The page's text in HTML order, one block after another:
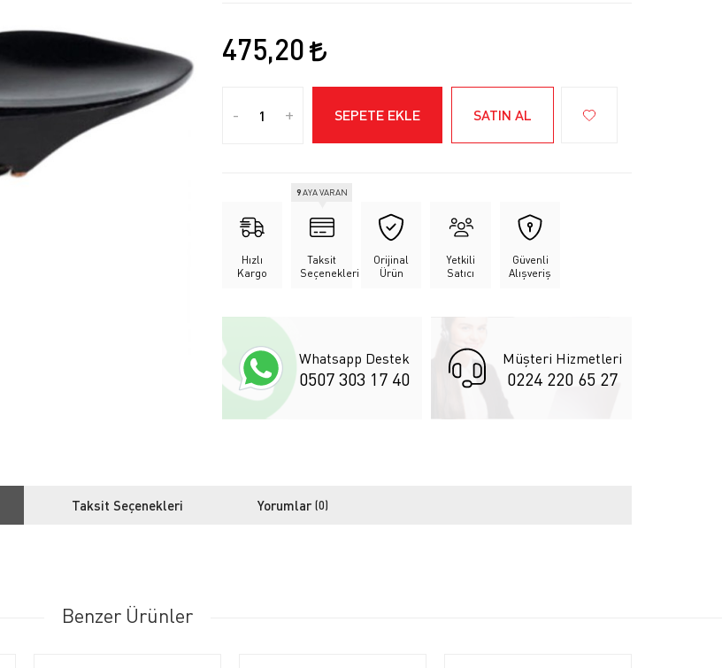
475,20
- + SEPETE EKLE SATIN AL
Hızlı
Kargo
Taksit
Seçenekleri
9AYA VARAN
Orijinal
Ürün
Yetkili
Satıcı
Güvenli
Alışveriş
Whatsapp Destek
0507 303 17 40
Müşteri Hizmetleri
0224 220 65 27
Taksit Seçenekleri Yorumlar (0)
Benzer Ürünler